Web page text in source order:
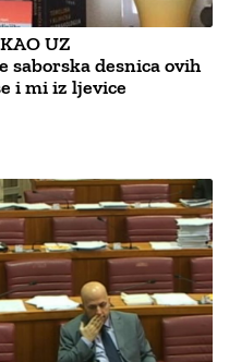
UZ
saborska desnica ovih
i mi iz ljevice